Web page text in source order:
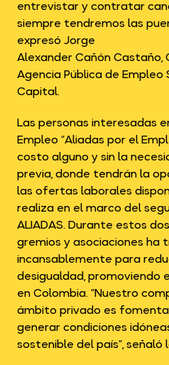
entrevistar y contratar
siempre tendremos las
expresó Jorge
Alexander Cañón Castaño,
Agencia Pública de Empleo
Capital.
Las personas interesadas
Empleo “Aliadas por el
costo alguno y sin la
previa, donde tendrán la
las ofertas laborales
realiza en el marco del
ALIADAS. Durante estos
gremios y asociaciones ha
incansablemente para
desigualdad, promoviendo
en Colombia. “Nuestro
ámbito privado es
generar condiciones
sostenible del país”,